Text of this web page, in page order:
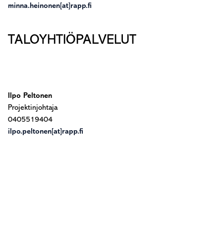
minna.heinonen[at]rapp.fi
TALOYHTIÖPALVELUT
Ilpo Peltonen
Projektinjohtaja
0405519404
ilpo.peltonen[at]rapp.fi